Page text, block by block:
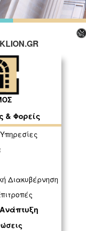
& Φορείς
Διακυβέρνηση